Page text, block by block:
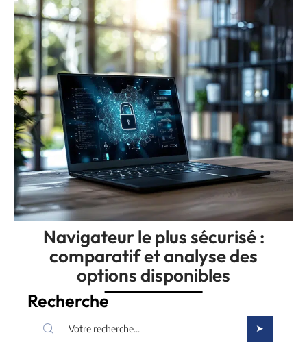
Navigateur le plus sécurisé :
comparatif et analyse des
options disponibles
Recherche